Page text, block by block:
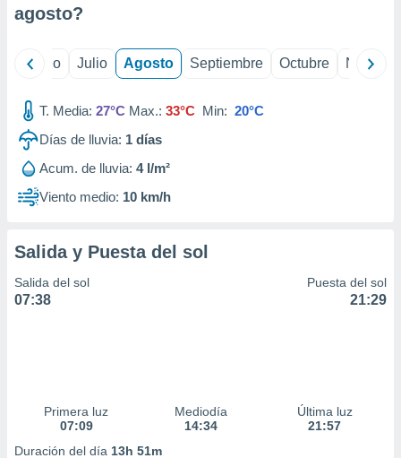
agosto?
Junio Julio Agosto Septiembre Octubre
T. Media: 27°C Max.: 33°C Min: 20°C
Días de lluvia: 1 días
Acum. de lluvia: 4 l/m²
Viento medio: 10 km/h
Salida y Puesta del sol
Salida del sol
07:38
Puesta del sol
21:29
Primera luz
07:09
Mediodía
14:34
Última luz
21:57
Duración del día 13h 51m